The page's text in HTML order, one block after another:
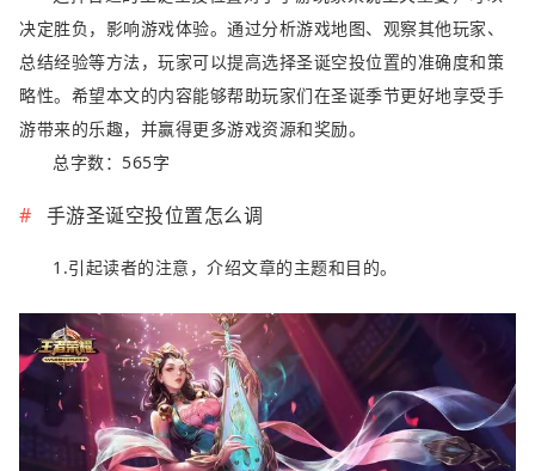
决定胜负，影响游戏体验。通过分析游戏地图、观察其他玩家、
总结经验等方法，玩家可以提高选择圣诞空投位置的准确度和策
略性。希望本文的内容能够帮助玩家们在圣诞季节更好地享受手
游带来的乐趣，并赢得更多游戏资源和奖励。
总字数：565字
手游圣诞空投位置怎么调
1.引起读者的注意，介绍文章的主题和目的。